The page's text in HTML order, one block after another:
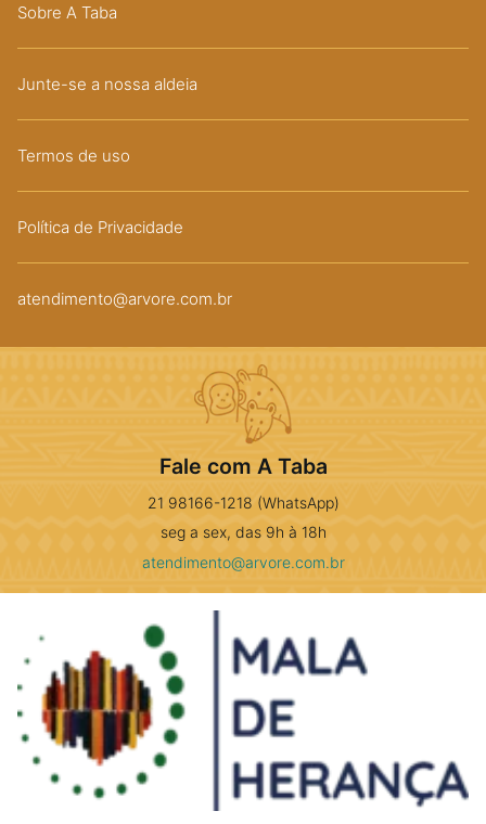
Sobre A Taba
Junte-se a nossa aldeia
Termos de uso
Política de Privacidade
atendimento@arvore.com.br
Fale com A Taba
21 98166-1218 (WhatsApp)
seg a sex, das 9h à 18h
atendimento@arvore.com.br